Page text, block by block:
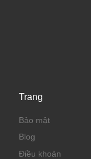
Trang
Bảo mật
Blog
Điều khoản